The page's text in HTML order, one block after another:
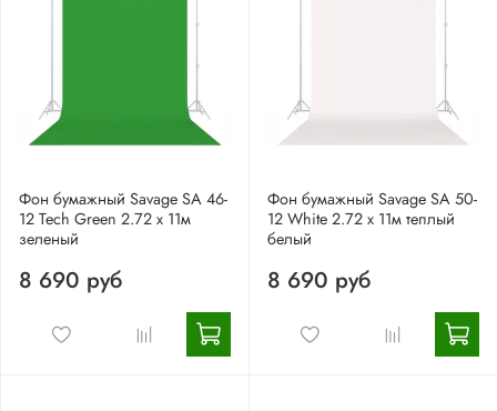
Фон бумажный Savage SA 46-
12 Tech Green 2.72 x 11м
зеленый
8 690 руб
Фон бумажный Savage SA 50-
12 White 2.72 x 11м теплый
белый
8 690 руб